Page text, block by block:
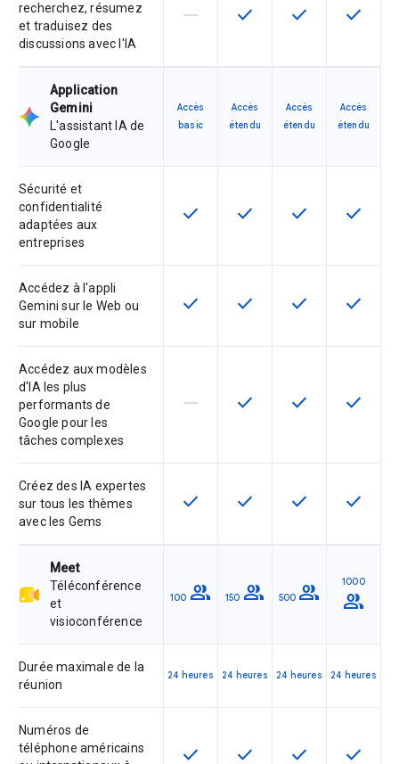
recherchez, résumez
et traduisez des
discussions avec l'IA
Cette fonctionnalité n'est pas
horizontal_rule Cette fonctionnalité est
check Cette
check Cette
check
Application
Gemini
L'assistant IA de
Google
Accès
basic
Accès
étendu
Accès
étendu
Accès
étendu
Sécurité et
confidentialité
adaptées aux
entreprises
Cette fonctionnalité est disponible
check Cette fonctionnalité est
check Cette
check Cette
check
Accédez à l'appli
Gemini sur le Web ou
sur mobile
Cette fonctionnalité est disponible
check Cette fonctionnalité est
check Cette
check Cette
check
Accédez aux modèles
d'IA les plus
performants de
Google pour les
tâches complexes
Cette fonctionnalité n'est pas
horizontal_rule Cette fonctionnalité est
check Cette
check Cette
check
Créez des IA expertes
sur tous les thèmes
avec les Gems
Cette fonctionnalité est disponible
check Cette fonctionnalité est
check Cette
check Cette
check
Meet
Téléconférence
et
visioconférence
100 group 150 group 500 group 1000
group
Durée maximale de la
réunion
24 heures 24 heures 24 heures 24 heures
Numéros de
téléphone américains
Cette fonctionnalité est disponible
check Cette fonctionnalité est
check Cette
check Cette
check